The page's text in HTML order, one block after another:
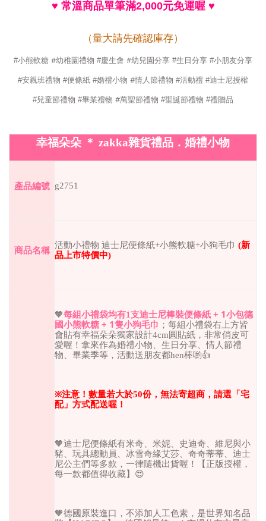
♥ 常溫商品單筆滿2,000元免運喔♥
（量大請先確認庫存）
#小熊軟糖 #幼稚園禮物 #慶生會 #幼兒園分享 #生日分享 #小朋友分享
#安親班禮物 #便條紙 #婚禮小物 #情人節禮物 #活動禮 #迪士尼授權
#兒童節禮物 #畢業禮物 #萬聖節禮物 #聖誕節禮物 #禮贈品
幸福朵朵 ＊ zakka雜貨禮品．婚禮小物
產品編號 g2751
商品名稱
活動小禮物 迪士尼便條紙+小熊軟糖+小狗毛巾 (新
品上市特價中)
🧡每組小禮袋均有1支迪士尼棒裝便條紙 + 1小包德
國小熊軟糖 + 1隻小狗毛巾 ；每組小禮袋右上方皆
會貼有幸福朵朵獨家設計4cm圓貼紙，非常俏皮可
愛喔！拿來作為婚禮小物、生日分享、情人節禮
物、畢業季等，活動送朋友都hen棒喲👍
※注意！數量若大於50份，無法寄超商，請選「宅
配」方式配送喔！
🧡迪士尼便條紙有米奇、米妮、史迪奇、維尼與小
豬、玩具總動員、冰雪奇緣艾莎、奇奇蒂蒂、迪士
尼公主們等多款，一律隨機出貨喔！【正版授權，
每一款都值得收藏】 😍
🧡德國原裝進口，不添加人工色素，是世界知名品